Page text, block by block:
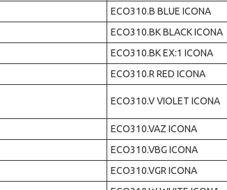
ECO310.B BLUE ICONA
ECO310.BK BLACK ICONA
ECO310.BK EX:1 ICONA
ECO310.R RED ICONA
ECO310.V VIOLET ICONA
ECO310.VAZ ICONA
ECO310.VBG ICONA
ECO310.VGR ICONA